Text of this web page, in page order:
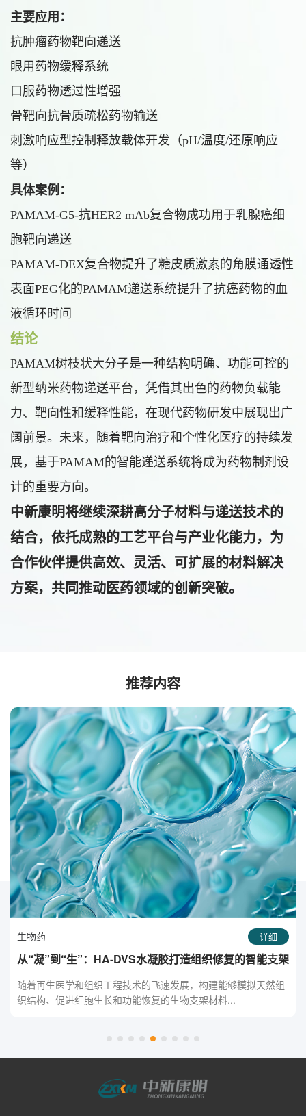
主要应用：
抗肿瘤药物靶向递送
眼用药物缓释系统
口服药物透过性增强
骨靶向抗骨质疏松药物输送
刺激响应型控制释放载体开发（pH/温度/还原响应
等）
具体案例：
PAMAM-G5-抗HER2 mAb复合物成功用于乳腺癌细
胞靶向递送
PAMAM-DEX复合物提升了糖皮质激素的角膜通透性
表面PEG化的PAMAM递送系统提升了抗癌药物的血
液循环时间
结论
PAMAM树枝状大分子是一种结构明确、功能可控的
新型纳米药物递送平台，凭借其出色的药物负载能
力、靶向性和缓释性能，在现代药物研发中展现出广
阔前景。未来，随着靶向治疗和个性化医疗的持续发
展，基于PAMAM的智能递送系统将成为药物制剂设
计的重要方向。
中新康明将继续深耕高分子材料与递送技术的
结合，依托成熟的工艺平台与产业化能力，为
合作伙伴提供高效、灵活、可扩展的材料解决
方案，共同推动医药领域的创新突破。
推荐内容
生物药 详细
RGD-BSA纳米粒：基因递送的精准利器，开启智能治疗
随着基因治疗和核酸药物的快速发展，如何实现高效、安全、靶
向的基因/核酸递送成为医药研发的重要瓶颈。R...